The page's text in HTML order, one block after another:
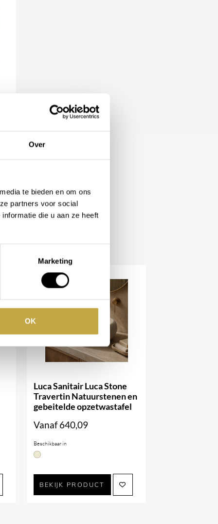
Over
te bieden en om ons
partners voor social
die u aan ze heeft
Marketing
OK
Luca Sanitair Luca Stone
Travertin Natuurstenen en
gebeitelde opzetwastafel
Vanaf640,09
Beschikbaar in
BEKIJK PRODUCT